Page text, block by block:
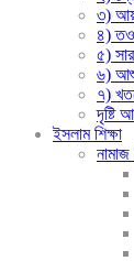
৩)
৪)
৫)
৬)
৭)
দৃষ্টি
ইসলাম শিক্ষা
নামাজ